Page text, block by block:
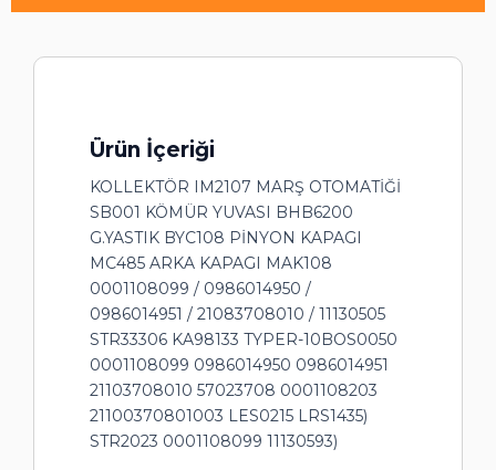
Ürün İçeriği
KOLLEKTÖR IM2107 MARŞ OTOMATİĞİ
SB001 KÖMÜR YUVASI BHB6200
G.YASTIK BYC108 PİNYON KAPAGI
MC485 ARKA KAPAGI MAK108
0001108099 / 0986014950 /
0986014951 / 21083708010 / 11130505
STR33306 KA98133 TYPER-10BOS0050
0001108099 0986014950 0986014951
21103708010 57023708 0001108203
21100370801003 LES0215 LRS1435)
STR2023 0001108099 11130593)